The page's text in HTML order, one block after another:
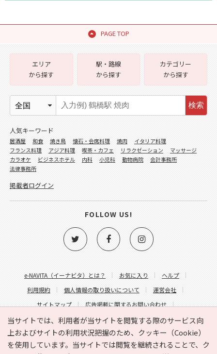
PAGE TOP
当サイトでは、利用者が当サイトを閲覧する際のサービス向
上およびサイトの利用状況把握のため、クッキー（Cookie）
を使用しています。当サイトでは閲覧を継続されることで、ク
e-NAVITA（イーナビタ）とは？ お気に入り
ヘルプ
利用規約
個人情報の取り扱いについて
運営会社
サイトマップ
広告掲載に関するお問い合わせ
サイトの内容に関するお問い合わせ
エリア
から探す
駅・路線
から探す
カテゴリー
から探す
検索
人気キーワード
居酒屋 和食 焼き鳥 懐石・会席料理 焼肉
イタリア料理
フランス料理
アジア料理 喫茶・カフェ リラクゼーション
マッサージ
カラオケ
ビジネスホテル 内科 小児科 動物病院
会計事務所
法律事務所
掲載者ログイン
FOLLOW US!